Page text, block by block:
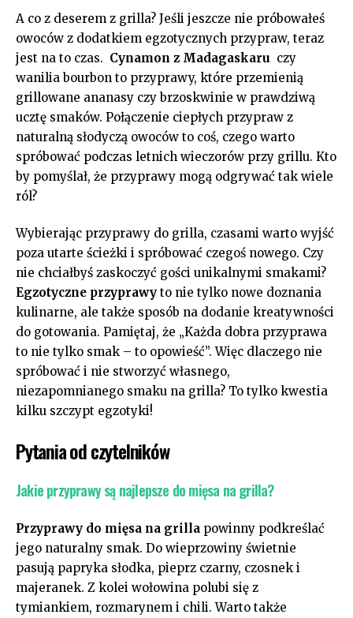
A co z deserem⁤ z ⁤grilla? Jeśli ⁣jeszcze nie próbowałeś
⁢owoców z ⁢dodatkiem egzotycznych przypraw, teraz
jest na‍ to czas. ⁤ Cynamon z​ Madagaskaru ⁤ czy
wanilia ⁤bourbon to ​przyprawy, które przemienią
grillowane ananasy czy brzoskwinie w prawdziwą
ucztę smaków. Połączenie ciepłych ⁢przypraw z
naturalną słodyczą owoców to coś,⁤ czego warto
spróbować podczas letnich wieczorów przy grillu.​ Kto
by pomyślał, że‍ przyprawy mogą ‌odgrywać tak ⁢wiele
ról?
Wybierając przyprawy do grilla, czasami warto wyjść
poza​ utarte ścieżki i spróbować czegoś nowego.​ Czy
nie chciałbyś⁢ zaskoczyć gości⁤ unikalnymi smakami?
Egzotyczne przyprawy ⁣to⁤ nie tylko nowe doznania
kulinarne, ​ale także‌ sposób na dodanie​ kreatywności
‌do gotowania. Pamiętaj, że „Każda dobra​ przyprawa
to ‍nie tylko smak‌ – to opowieść”.⁢ Więc dlaczego nie
spróbować ⁣i nie stworzyć własnego,
niezapomnianego smaku na ⁢grilla? To tylko kwestia​
kilku szczypt egzotyki!
Pytania od czytelników
Jakie przyprawy są najlepsze do mięsa na grilla?
Przyprawy do mięsa​ na grilla powinny podkreślać
jego naturalny smak. ‌Do wieprzowiny ⁤świetnie‍
pasują‌ papryka słodka, pieprz czarny,⁢ czosnek i
majeranek. Z kolei wołowina polubi się ​z
‌tymiankiem, rozmarynem i chili. Warto także